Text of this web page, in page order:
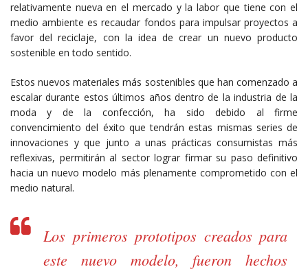
relativamente nueva en el mercado y la labor que tiene con el
medio ambiente es recaudar fondos para impulsar proyectos a
favor del reciclaje, con la idea de crear un nuevo producto
sostenible en todo sentido.
Estos nuevos materiales más sostenibles que han comenzado a
escalar durante estos últimos años dentro de la industria de la
moda y de la confección, ha sido debido al firme
convencimiento del éxito que tendrán estas mismas series de
innovaciones y que junto a unas prácticas consumistas más
reflexivas, permitirán al sector lograr firmar su paso definitivo
hacia un nuevo modelo más plenamente comprometido con el
medio natural.
Los primeros prototipos creados para
este nuevo modelo, fueron hechos